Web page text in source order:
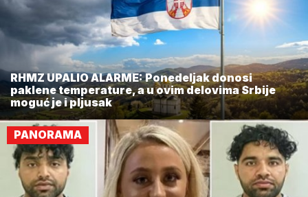
RHMZ UPALIO ALARME: Ponedeljak donosi
paklene temperature, a u ovim delovima Srbije
moguć je i pljusak
PANORAMA